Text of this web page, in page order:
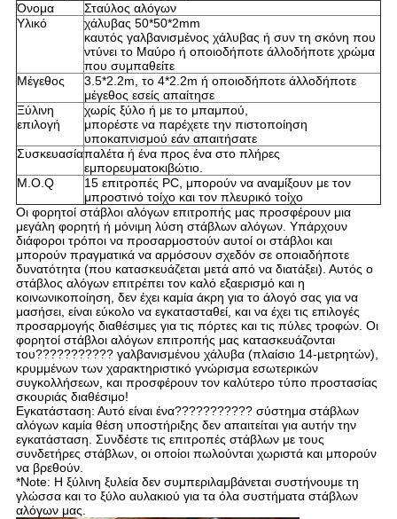
Όνομα
Σταύλος αλόγων
Υλικό
χάλυβας 50*50*2mm
καυτός γαλβανισμένος χάλυβας ή συν τη σκόνη που
ντύνει το Μαύρο ή οποιοδήποτε άλλοδήποτε χρώμα
που συμπαθείτε
Μέγεθος
3.5*2.2m, το 4*2.2m ή οποιοδήποτε άλλοδήποτε
μέγεθος εσείς απαίτησε
Ξύλινη
επιλογή
χωρίς ξύλο ή με το μπαμπού,
μπορέστε να παρέχετε την πιστοποίηση
υποκαπνισμού εάν απαιτήσατε
Συσκευασίαπαλέτα ή ένα προς ένα στο πλήρες
εμπορευματοκιβώτιο.
M.O.Q
15 επιτροπές PC, μπορούν να αναμίξουν με τον
μπροστινό τοίχο και τον πλευρικό τοίχο
Οι φορητοί στάβλοι αλόγων επιτροπής μας προσφέρουν μια
μεγάλη φορητή ή μόνιμη λύση στάβλων αλόγων. Υπάρχουν
διάφοροι τρόποι να προσαρμοστούν αυτοί οι στάβλοι και
μπορούν πραγματικά να αρμόσουν σχεδόν σε οποιαδήποτε
δυνατότητα (που κατασκευάζεται μετά από να διατάξει). Αυτός ο
στάβλος αλόγων επιτρέπει τον καλό εξαερισμό και η
κοινωνικοποίηση, δεν έχει καμία άκρη για το άλογό σας για να
μασήσει, είναι εύκολο να εγκατασταθεί, και να έχει τις επιλογές
προσαρμογής διαθέσιμες για τις πόρτες και τις πύλες τροφών. Οι
φορητοί στάβλοι αλόγων επιτροπής μας κατασκευάζονται
του??????????? γαλβανισμένου χάλυβα (πλαίσιο 14-μετρητών),
κρυμμένων των χαρακτηριστικό γνώρισμα εσωτερικών
συγκολλήσεων, και προσφέρουν τον καλύτερο τύπο προστασίας
σκουριάς διαθέσιμο!
Εγκατάσταση: Αυτό είναι ένα??????????? σύστημα στάβλων
αλόγων καμία θέση υποστήριξης δεν απαιτείται για αυτήν την
εγκατάσταση. Συνδέστε τις επιτροπές στάβλων με τους
συνδετήρες στάβλων, οι οποίοι πωλούνται χωριστά και μπορούν
να βρεθούν.
*Note: Η ξύλινη ξυλεία δεν συμπεριλαμβάνεται συστήνουμε τη
γλώσσα και το ξύλο αυλακιού για τα όλα συστήματα στάβλων
αλόγων μας.